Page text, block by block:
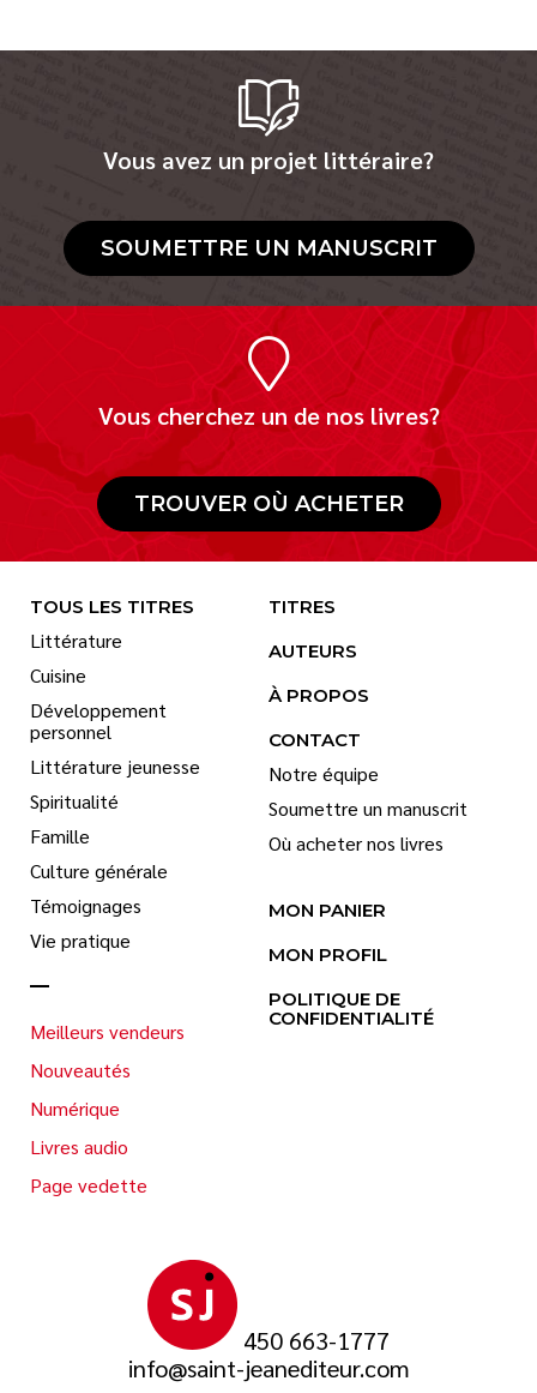
Vous avez un projet littéraire?
SOUMETTRE UN MANUSCRIT
Vous cherchez un de nos livres?
TROUVER OÙ ACHETER
450 663-1777
info@saint-jeanediteur.com
TOUS LES TITRES
Littérature
Cuisine
Développement
personnel
Littérature jeunesse
Spiritualité
Famille
Culture générale
Témoignages
Vie pratique
Meilleurs vendeurs
Nouveautés
Numérique
Livres audio
Page vedette
TITRES
AUTEURS
À PROPOS
CONTACT
Notre équipe
Soumettre un manuscrit
Où acheter nos livres
MON PANIER
MON PROFIL
POLITIQUE DE
CONFIDENTIALITÉ